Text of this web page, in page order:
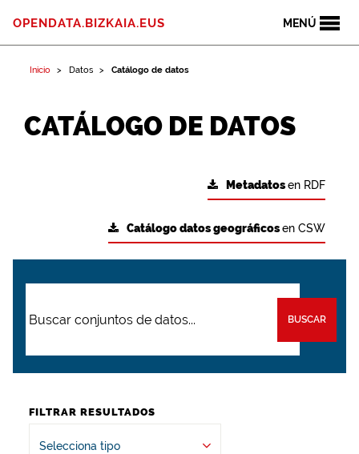
MENÚ
OPENDATA.BIZKAIA.EUS
Inicio Datos Catálogo de datos
CATÁLOGO DE DATOS
Metadatosen RDF
Catálogo datos geográficosen CSW
BUSCAR
FILTRAR RESULTADOS
Selecciona tipo